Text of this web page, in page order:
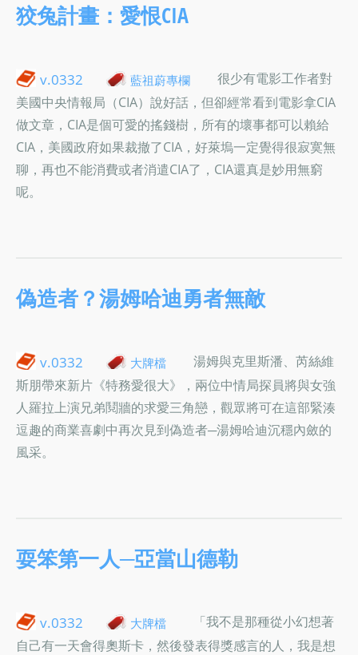
狡兔計畫：愛恨CIA
v.0332 藍祖蔚專欄
很少有電影工作者對
美國中央情報局（CIA）說好話，但卻經常看到電影拿CIA
做文章，CIA是個可愛的搖錢樹，所有的壞事都可以賴給
CIA，美國政府如果裁撤了CIA，好萊塢一定覺得很寂寞無
聊，再也不能消費或者消遣CIA了，CIA還真是妙用無窮
呢。
偽造者？湯姆哈迪勇者無敵
v.0332 大牌檔
湯姆與克里斯潘、芮絲維
斯朋帶來新片《特務愛很大》，兩位中情局探員將與女強
人羅拉上演兄弟鬩牆的求愛三角戀，觀眾將可在這部緊湊
逗趣的商業喜劇中再次見到偽造者─湯姆哈迪沉穩內斂的
風采。
耍笨第一人─亞當山德勒
v.0332 大牌檔
「我不是那種從小幻想著
自己有一天會得奧斯卡，然後發表得獎感言的人，我是想